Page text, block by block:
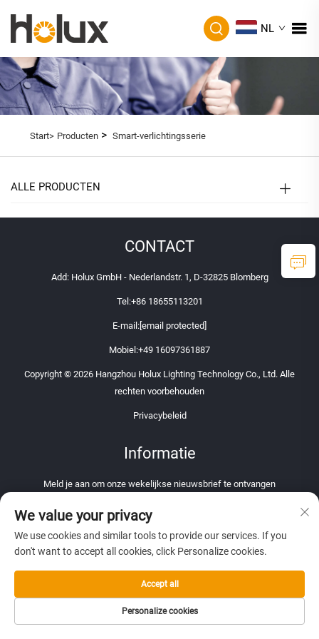
NL
Start> Producten> Smart-verlichtingsserie
ALLE PRODUCTEN
CONTACT
Add: Holux GmbH - Nederlandstr. 1, D-32825 Blomberg
Tel:+86 18655113201
E-mail: [email protected]
Mobiel:+49 16097361887
Copyright © 2026 Hangzhou Holux Lighting Technology Co., Ltd. Alle
rechten voorbehouden
Privacybeleid
Informatie
Meld je aan om onze wekelijkse nieuwsbrief te ontvangen
We value your privacy
We use cookies and similar tools to provide our services. If you
don't want to accept all cookies, click Personalize cookies.
Personalize cookies
Accept all